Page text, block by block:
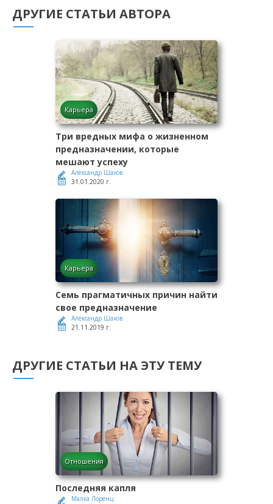
ДРУГИЕ СТАТЬИ АВТОРА
Карьера
Три вредных мифа о жизненном
предназначении, которые
мешают успеху
Александр Шахов
31.01.2020 г.
Карьера
Семь прагматичных причин найти
свое предназначение
Александр Шахов
21.11.2019 г.
ДРУГИЕ СТАТЬИ НА ЭТУ ТЕМУ
Отношения
Последняя капля
Малка Лоренц